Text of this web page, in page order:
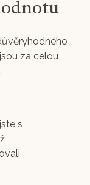
za celou
s